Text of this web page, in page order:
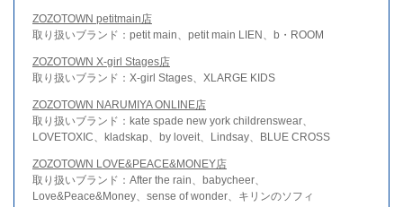
ZOZOTOWN petitmain店
取り扱いブランド：petit main、petit main LIEN、b・ROOM
ZOZOTOWN X-girl Stages店
取り扱いブランド：X-girl Stages、XLARGE KIDS
ZOZOTOWN NARUMIYA ONLINE店
取り扱いブランド：kate spade new york childrenswear、
LOVETOXIC、kladskap、by loveit、Lindsay、BLUE CROSS
ZOZOTOWN LOVE&PEACE&MONEY店
取り扱いブランド：After the rain、babycheer、
Love&Peace&Money、sense of wonder、キリンのソフィ